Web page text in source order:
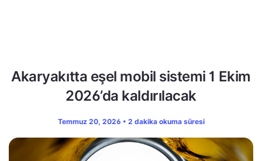
Akaryakıtta eşel mobil sistemi 1 Ekim
2026’da kaldırılacak
Temmuz 20, 2026 • 2 dakika okuma süresi